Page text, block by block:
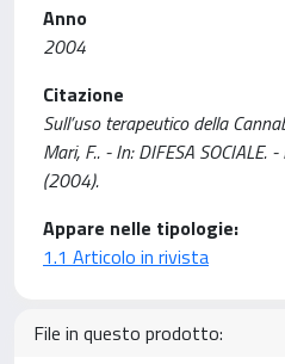
Anno
2004
Citazione
Sull’uso terapeutico della
Mari, F.. - In: DIFESA
(2004).
Appare nelle tipologie:
1.1 Articolo in rivista
File in questo prodotto: